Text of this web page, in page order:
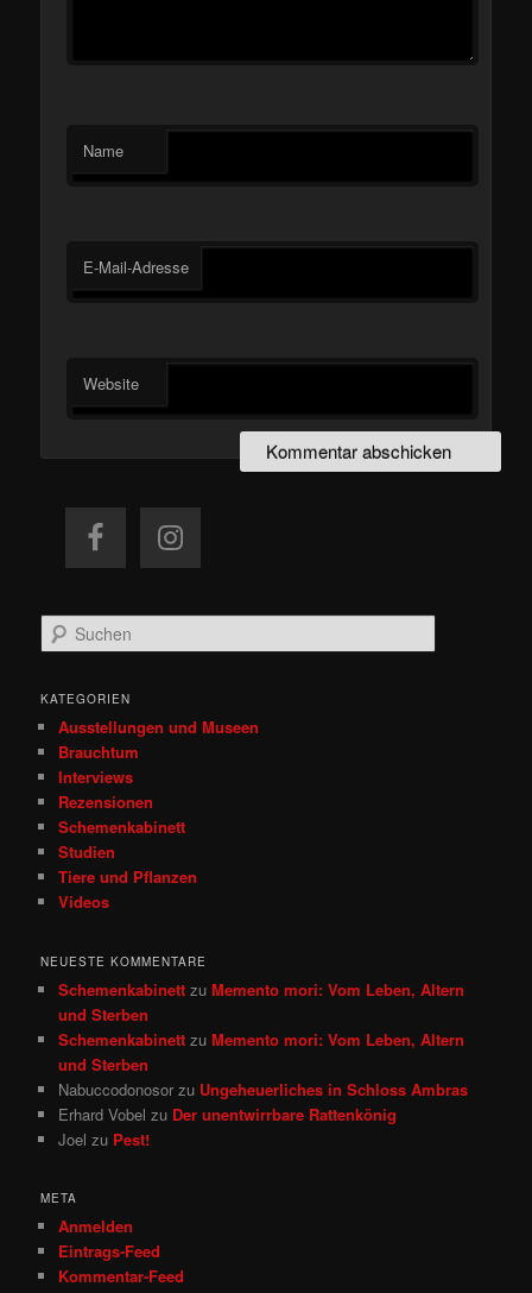
Name
E-Mail-Adresse
Website
u
h
KATEGORIEN
Ausstellungen und Museen
Brauchtum
Interviews
Rezensionen
Schemenkabinett
Studien
Tiere und Pflanzen
Videos
NEUESTE KOMMENTARE
Schemenkabinett zuMemento mori: Vom Leben, Altern
und Sterben
Schemenkabinett zuMemento mori: Vom Leben, Altern
und Sterben
Nabuccodonosor zu Ungeheuerliches in Schloss Ambras
Erhard Vobel zu Der unentwirrbare Rattenkönig
Joel zu Pest!
META
Anmelden
Eintrags-Feed
Kommentar-Feed